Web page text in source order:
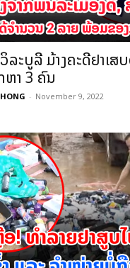
ລະບູລີ ມ້າງຄະດີຢາເສ
າ 3 ຄົນ
- November 9, 2022